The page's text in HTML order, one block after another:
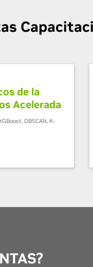
de la
Acelerada
DBSCAN, K-